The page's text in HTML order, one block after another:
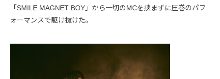
「SMILE MAGNET BOY」から一切のMCを挟まずに圧巻のパフ
ォーマンスで駆け抜けた。